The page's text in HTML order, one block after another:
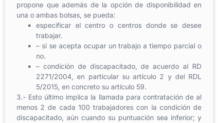
propone que además de la opción de disponibilidad en
una o ambas bolsas, se pueda:
especificar el centro o centros donde se desee
trabajar.
– si se acepta ocupar un trabajo a tiempo parcial o
no.
– condición de discapacitado, de acuerdo al RD
2271/2004, en particular su artículo 2 y del RDL
5/2015, en concreto su artículo 59.
3.- Esto último implica la llamada para contratación de al
menos 2 de cada 100 trabajadores con la condición de
discapacitado, aún cuando su puntuación sea inferior; y